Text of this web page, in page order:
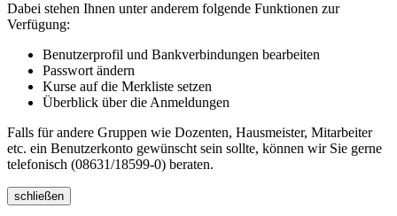
Dabei stehen Ihnen unter anderem folgende Funktionen zur
Verfügung:
Benutzerprofil und Bankverbindungen bearbeiten
Passwort ändern
Kurse auf die Merkliste setzen
Überblick über die Anmeldungen
Falls für andere Gruppen wie Dozenten, Hausmeister, Mitarbeiter
etc. ein Benutzerkonto gewünscht sein sollte, können wir Sie gerne
telefonisch (08631/18599-0) beraten.
schließen